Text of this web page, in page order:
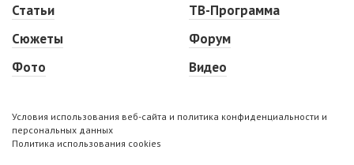
Статьи
Сюжеты
Фото
ТВ-Программа
Форум
Видео
Условия использования веб-сайта и политика конфиденциальности и
персональных данных
Политика использования cookies